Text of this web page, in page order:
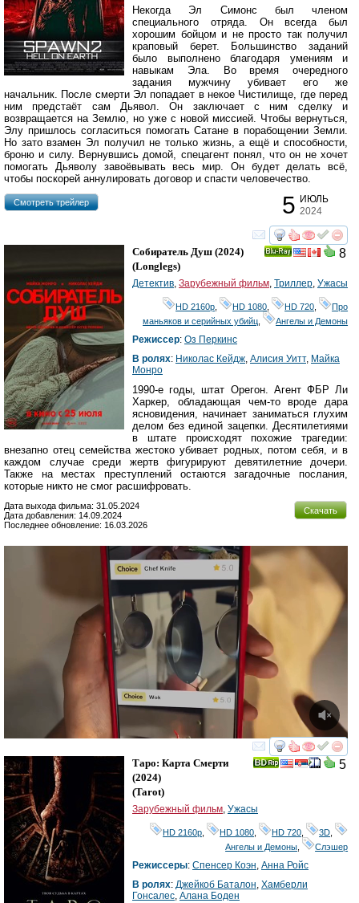
Некогда Эл Симонс был членом
специального отряда. Он всегда был
хорошим бойцом и не просто так получил
краповый берет. Большинство заданий
было выполнено благодаря умениям и
навыкам Эла. Во время очередного
задания мужчину убивает его же
начальник. После смерти Эл попадает в некое Чистилище, где перед
ним предстаёт сам Дьявол. Он заключает с ним сделку и
возвращается на Землю, но уже с новой миссией. Чтобы вернуться,
Элу пришлось согласиться помогать Сатане в порабощении Земли.
Но зато взамен Эл получил не только жизнь, а ещё и способности,
броню и силу. Вернувшись домой, спецагент понял, что он не хочет
помогать Дьяволу завоёвывать весь мир. Он будет делать всё,
чтобы поскорей аннулировать договор и спасти человечество.
5 ИЮЛЬ
2024
Cмотреть трейлер
смотреть
8
Собиратель Душ (2024)
(Longlegs)
Детектив, Зарубежный фильм, Триллер, Ужасы
HD 2160р, HD 1080, HD 720,
Про
маньяков и серийных убийц, Ангелы и Демоны
Режиссер: Оз Перкинс
В ролях: Николас Кейдж, Алисия Уитт, Майка
Монро
1990-е годы, штат Орегон. Агент ФБР Ли
Харкер, обладающая чем-то вроде дара
ясновидения, начинает заниматься глухим
делом без единой зацепки. Десятилетиями
в штате происходят похожие трагедии:
внезапно отец семейства жестоко убивает родных, потом себя, и в
каждом случае среди жертв фигурируют девятилетние дочери.
Также на местах преступлений остаются загадочные послания,
которые никто не смог расшифровать.
Скачать
Дата выхода фильма: 31.05.2024
Дата добавления: 14.09.2024
Последнее обновление: 16.03.2026
смотреть
5
Таро: Карта Смерти
(2024)
(Tarot)
Зарубежный фильм, Ужасы
HD 2160р HD 1080 HD 720 3D
Ангелы и Демоны
Слэшер
Режиссеры: Спенсер Коэн, Анна Ройс
В ролях: Джейкоб Баталон, Хамберли
Гонсалес, Алана Боден